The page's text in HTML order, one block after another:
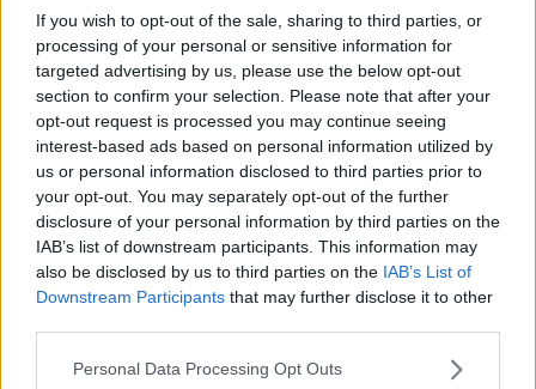
If you wish to opt-out of the sale, sharing to third parties, or
processing of your personal or sensitive information for
targeted advertising by us, please use the below opt-out
section to confirm your selection. Please note that after your
opt-out request is processed you may continue seeing
interest-based ads based on personal information utilized by
us or personal information disclosed to third parties prior to
your opt-out. You may separately opt-out of the further
disclosure of your personal information by third parties on the
IAB’s list of downstream participants. This information may
also be disclosed by us to third parties on the IAB’s List of
Downstream Participants that may further disclose it to other
Personal Data Processing Opt Outs
Ti potrebbe interessare anche:
Articoli dal Blog “Disincantato” di Adolfo Santoro
​Un esempio di civismo
​Linee guida per organizzare il civismo della complessità
​Il ripristino della natura secondo la legge e l’impegno dei
Cittadini
Il nesso tra cambiamenti climatici e salute umana
Tutti morimmo a stento (3)
Tutti morimmo a stento (2)
​Tutti morimmo a stento (1)
IL CORRIDOIO BLU il resoconto del convegno
Il corridoio blu
​Il cronoprogramma ottimale verso il full electric sui traghetti